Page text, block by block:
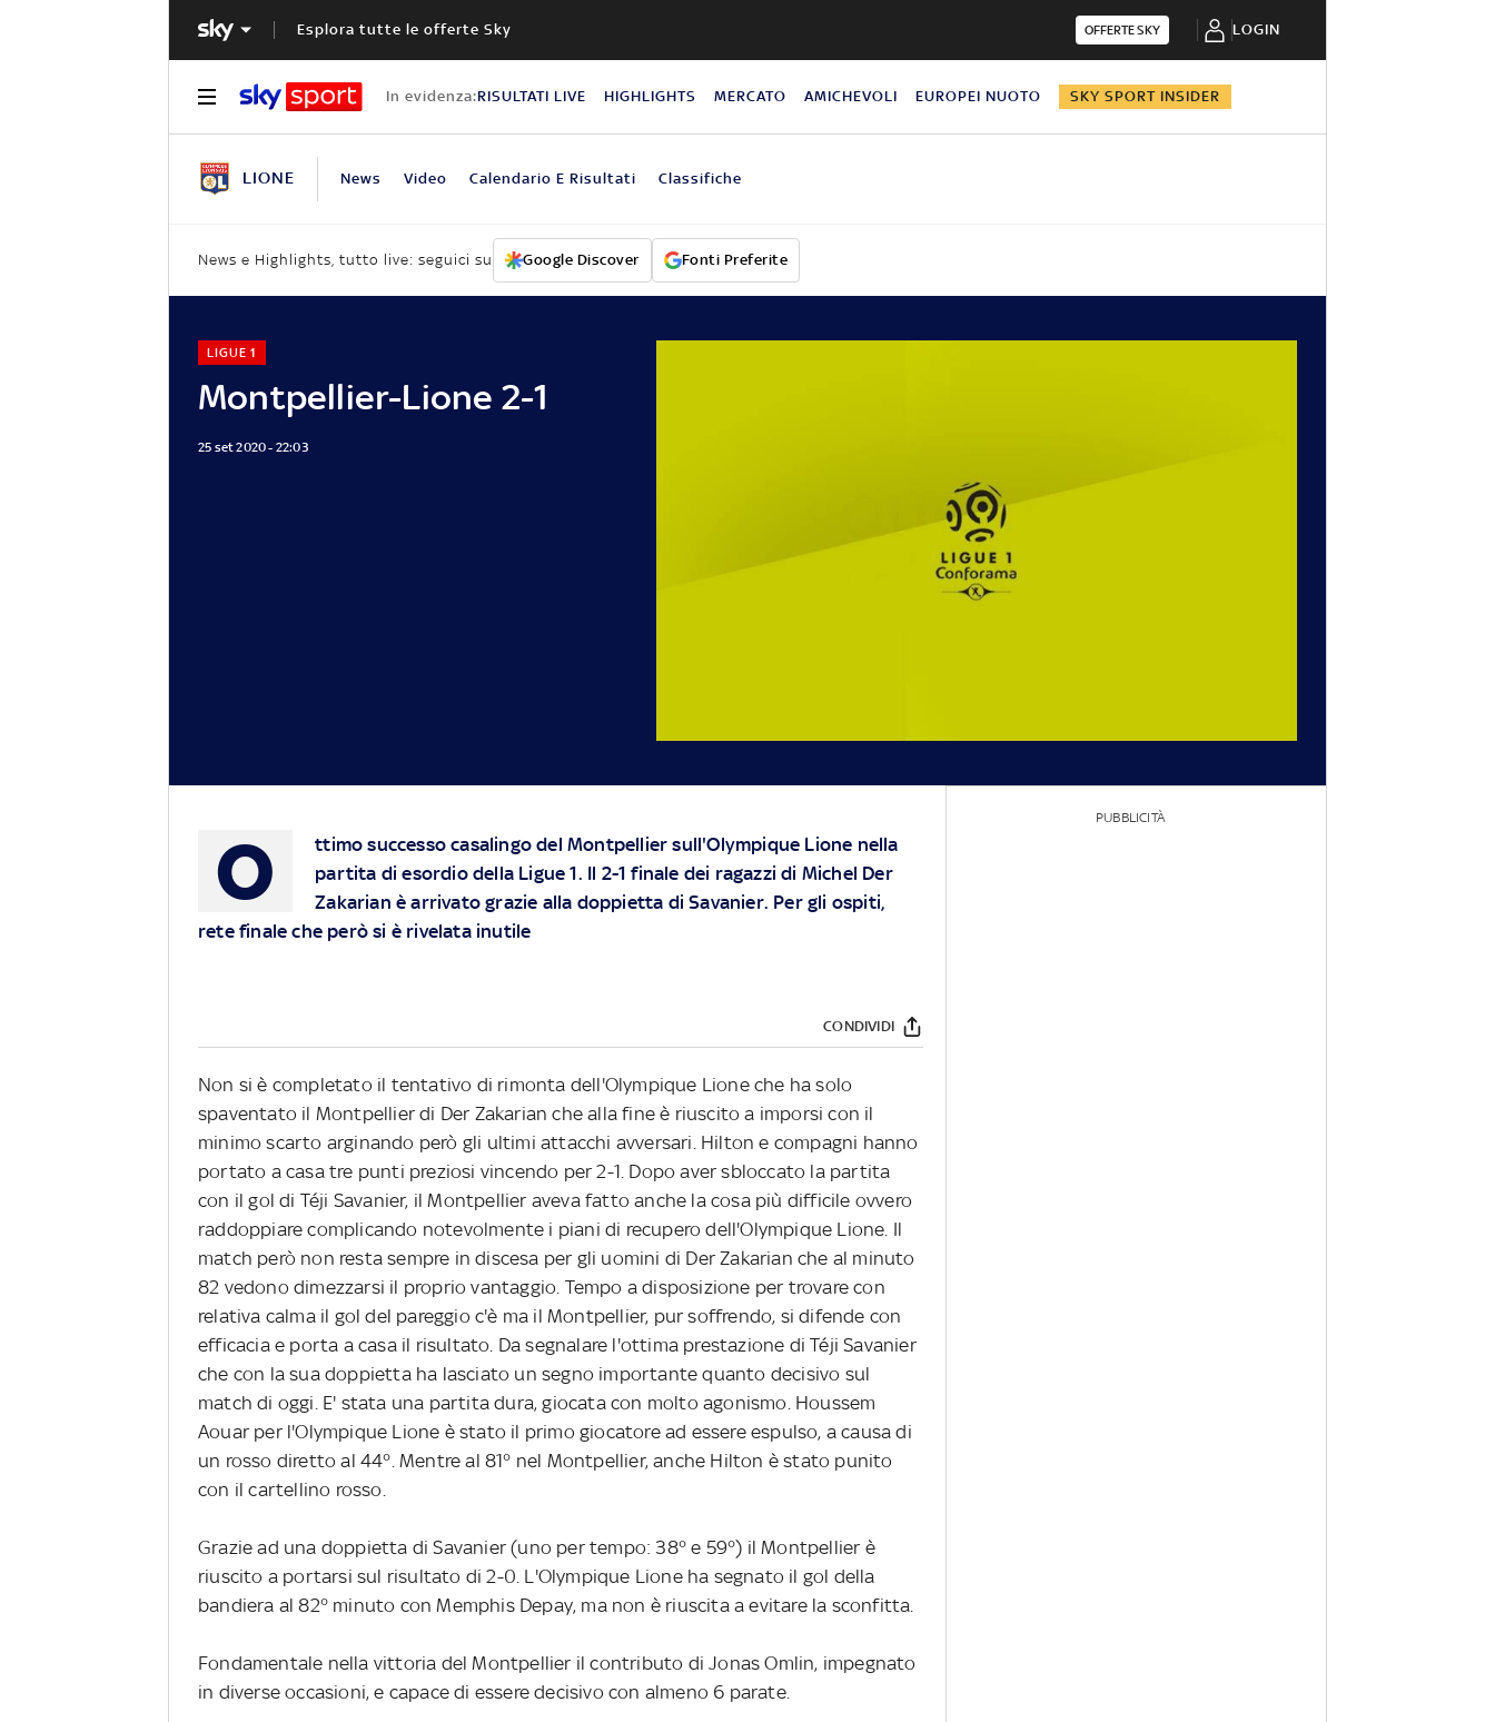
Esplora tutte le offerte Sky OFFERTE SKY LOGIN
In evidenza:RISULTATI LIVE HIGHLIGHTS MERCATO AMICHEVOLI EUROPEI NUOTO SKY SPORT INSIDER
LIONE News Video Calendario E Risultati Classifiche
News e Highlights, tutto live: seguici su Google Discover Fonti Preferite
Montpellier-Lione 2-1
LIGUE 1
25 set 2020 - 22:03
O
ttimo successo casalingo del Montpellier sull'Olympique Lione nella
partita di esordio della Ligue 1. Il 2-1 finale dei ragazzi di Michel Der
Zakarian è arrivato grazie alla doppietta di Savanier. Per gli ospiti,
rete finale che però si è rivelata inutile
CONDIVIDI
Non si è completato il tentativo di rimonta dell'Olympique Lione che ha solo
spaventato il Montpellier di Der Zakarian che alla fine è riuscito a imporsi con il
minimo scarto arginando però gli ultimi attacchi avversari. Hilton e compagni hanno
portato a casa tre punti preziosi vincendo per 2-1. Dopo aver sbloccato la partita
con il gol di Téji Savanier, il Montpellier aveva fatto anche la cosa più difficile ovvero
raddoppiare complicando notevolmente i piani di recupero dell'Olympique Lione. Il
match però non resta sempre in discesa per gli uomini di Der Zakarian che al minuto
82 vedono dimezzarsi il proprio vantaggio. Tempo a disposizione per trovare con
relativa calma il gol del pareggio c'è ma il Montpellier, pur soffrendo, si difende con
efficacia e porta a casa il risultato. Da segnalare l'ottima prestazione di Téji Savanier
che con la sua doppietta ha lasciato un segno importante quanto decisivo sul
match di oggi. E' stata una partita dura, giocata con molto agonismo. Houssem
Aouar per l'Olympique Lione è stato il primo giocatore ad essere espulso, a causa di
un rosso diretto al 44°. Mentre al 81° nel Montpellier, anche Hilton è stato punito
con il cartellino rosso.
Grazie ad una doppietta di Savanier (uno per tempo: 38° e 59°) il Montpellier è
riuscito a portarsi sul risultato di 2-0. L'Olympique Lione ha segnato il gol della
bandiera al 82° minuto con Memphis Depay, ma non è riuscita a evitare la sconfitta.
Fondamentale nella vittoria del Montpellier il contributo di Jonas Omlin, impegnato
in diverse occasioni, e capace di essere decisivo con almeno 6 parate.
PUBBLICITÀ